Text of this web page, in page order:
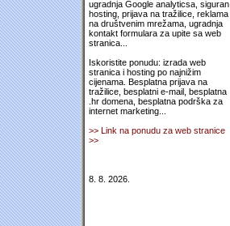
ugradnja Google analyticsa, siguran
hosting, prijava na tražilice, reklama
na društvenim mrežama, ugradnja
kontakt formulara za upite sa web
stranica...
Iskoristite ponudu: izrada web
stranica i hosting po najnižim
cijenama. Besplatna prijava na
tražilice, besplatni e-mail, besplatna
.hr domena, besplatna podrška za
internet marketing...
>> Link na ponudu za web stranice
>>
8. 8. 2026.